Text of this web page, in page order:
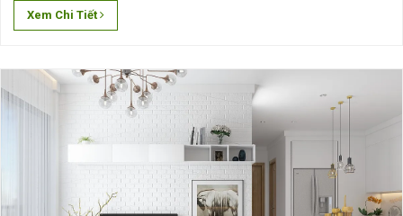
không gian căn hộ thêm phần..
Xem Chi Tiết